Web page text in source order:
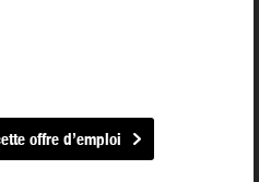
offre d’emploi